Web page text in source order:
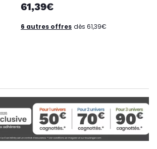
61,39€
6 autres offres dès 61,39€